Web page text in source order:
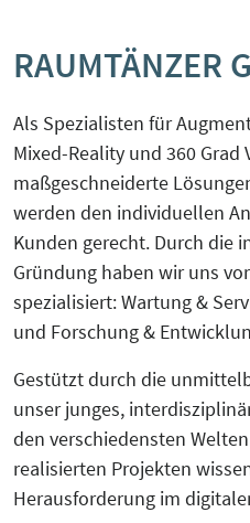
RAUMTÄNZER
Als Spezialisten für
Mixed-Reality und 360
maßgeschneiderte
werden den individuellen
Kunden gerecht. Durch die
Gründung haben wir uns
spezialisiert: Wartung &
und Forschung &
Gestützt durch die
unser junges,
den verschiedensten
realisierten Projekten
Herausforderung im
Samstag
5G4Industry (ausgelaufen)
DeSiRe-NG (ausgelaufen)
DualStrat (ausgelaufen)
progressivKI (ausgelaufen)
Orientierungsgespräch
Kreislaufwirtschaft-Frugale
Peer Group zur EU
Verordnung mit
Finanzakteuren aus OWL
Social-Media-Sprechtage
Website-Check OWL